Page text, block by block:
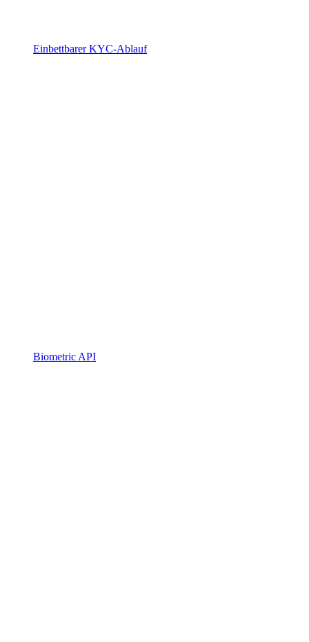
Einbettbarer KYC-Ablauf
Biometric API